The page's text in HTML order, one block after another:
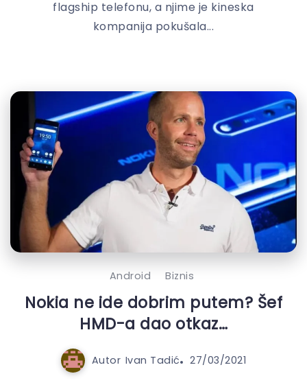
flagship telefonu, a njime je kineska
kompanija pokušala...
Android Biznis
Nokia ne ide dobrim putem? Šef
HMD-a dao otkaz…
Autor Ivan Tadić 27/03/2021